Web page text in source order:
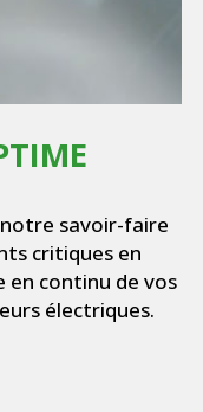
savoir-faire
critiques en
en continu de vos
électriques.